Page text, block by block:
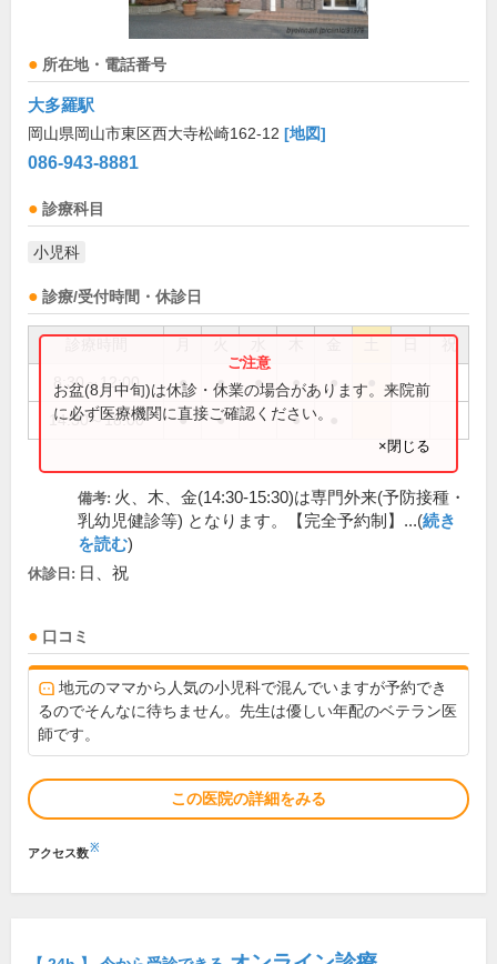
所在地・電話番号
大多羅駅
岡山県岡山市東区西大寺松崎162-12 [地図]
086-943-8881
診療科目
小児科
診療/受付時間・休診日
祝
8:30～12:00 ● ● ● ● ●
14:30～18:00 ● ● ●
お盆(8月中旬)は休診・休業の場合があります。来院前
に必ず医療機関に直接ご確認ください。
×閉じる
備考: 火、木、金(14:30-15:30)は専門外来(予防接種・
乳幼児健診等) となります。【完全予約制】...(続き
を読む)
休診日: 日、祝
口コミ
地元のママから人気の小児科で混んでいますが予約でき
るのでそんなに待ちません。先生は優しい年配のベテラン医
師です。
この医院の詳細をみる
アクセス数※